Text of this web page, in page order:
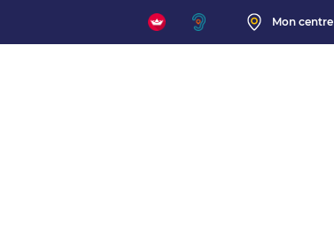
Mon centre